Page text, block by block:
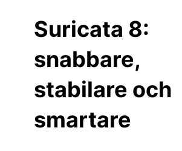
Suricata 8:
snabbare,
stabilare och
smartare